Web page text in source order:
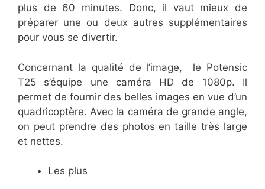
plus de 60 minutes. Donc, il vaut mieux de
préparer une ou deux autres supplémentaires
pour vous se divertir.
Concernant la qualité de l’image, le Potensic
T25 s’équipe une caméra HD de 1080p. Il
permet de fournir des belles images en vue d’un
quadricoptère. Avec la caméra de grande angle,
on peut prendre des photos en taille très large
et nettes.
Les plus